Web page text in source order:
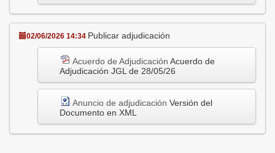
02/06/2026 14:34 Publicar adjudicación
Acuerdo de Adjudicación Acuerdo de
Adjudicación JGL de 28/05/26
Anuncio de adjudicación Versión del
Documento en XML